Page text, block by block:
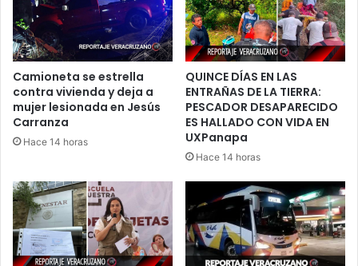
Camioneta se estrella
contra vivienda y deja a
mujer lesionada en Jesús
Carranza
Hace 14 horas
QUINCE DÍAS EN LAS
ENTRAÑAS DE LA TIERRA:
PESCADOR DESAPARECIDO
ES HALLADO CON VIDA EN
UXPanapa
Hace 14 horas